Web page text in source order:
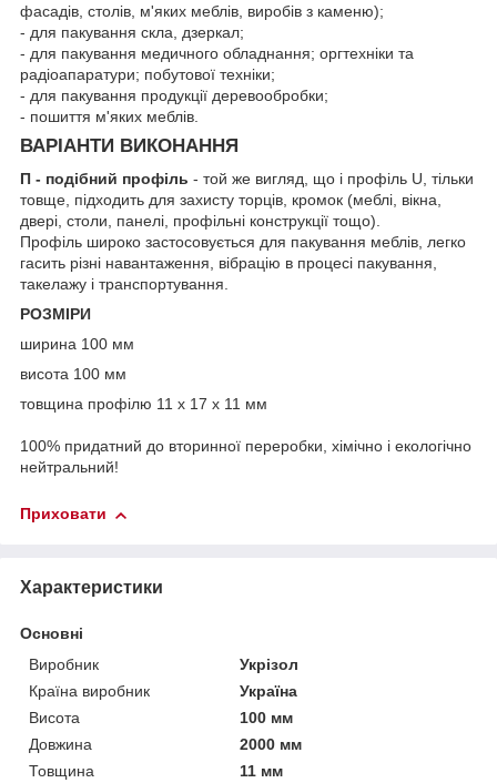
фасадів, столів, м'яких меблів, виробів з каменю);
- для пакування скла, дзеркал;
- для пакування медичного обладнання; оргтехніки та
радіоапаратури; побутової техніки;
- для пакування продукції деревообробки;
- пошиття м'яких меблів.
ВАРІАНТИ ВИКОНАННЯ
П - подібний профіль - той же вигляд, що і профіль U, тільки
товще, підходить для захисту торців, кромок (меблі, вікна,
двері, столи, панелі, профільні конструкції тощо).
Профіль широко застосовується для пакування меблів, легко
гасить різні навантаження, вібрацію в процесі пакування,
такелажу і транспортування.
РОЗМІРИ
ширина 100 мм
висота 100 мм
товщина профілю 11 х 17 х 11 мм
100% придатний до вторинної переробки, хімічно і екологічно
нейтральний!
Приховати
Характеристики
Основні
Виробник
Укрізол
Країна виробник
Україна
Висота
100 мм
Довжина
2000 мм
Товщина
11 мм